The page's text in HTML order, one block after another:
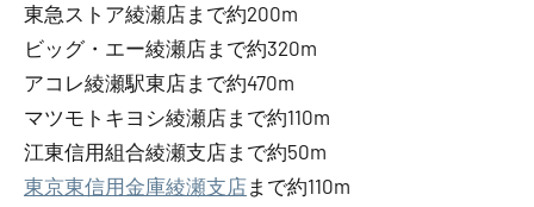
東急ストア綾瀬店まで約200m
ビッグ・エー綾瀬店まで約320m
アコレ綾瀬駅東店まで約470m
マツモトキヨシ綾瀬店まで約110m
江東信用組合綾瀬支店まで約50m
東京東信用金庫綾瀬支店まで約110m